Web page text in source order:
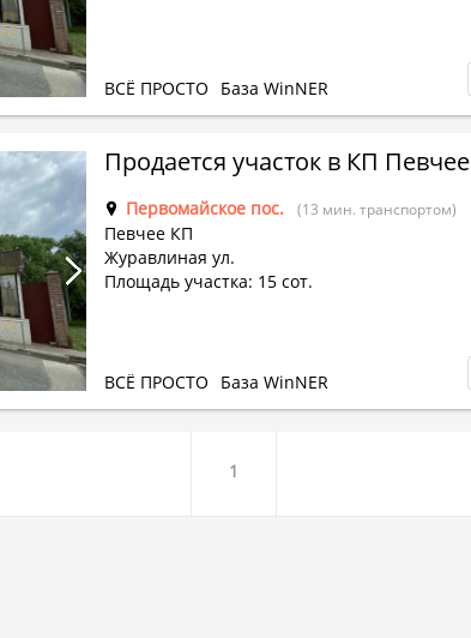
ВСЁ ПРОСТО База WinNER
Продается участок в КП Певчее
Первомайское пос. (13 мин. транспортом)
Певчее КП
Журавлиная ул.
Площадь участка: 15 сот.
ВСЁ ПРОСТО База WinNER
1